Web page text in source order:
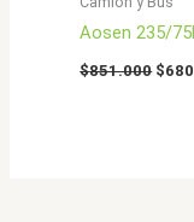
Aosen 235/
$851.000 El
$